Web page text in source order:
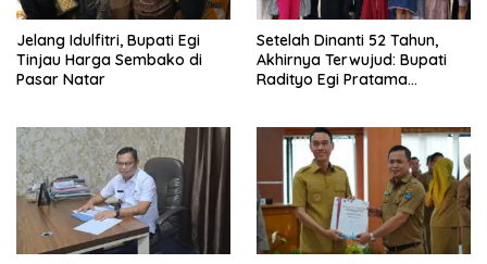
Jelang Idulfitri, Bupati Egi
Tinjau Harga Sembako di
Pasar Natar
Setelah Dinanti 52 Tahun,
Akhirnya Terwujud: Bupati
Radityo Egi Pratama